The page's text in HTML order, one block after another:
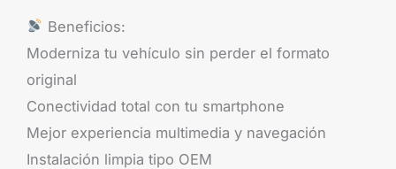
Beneficios:
Moderniza tu vehículo sin perder el formato
original
Conectividad total con tu smartphone
Mejor experiencia multimedia y navegación
Instalación limpia tipo OEM